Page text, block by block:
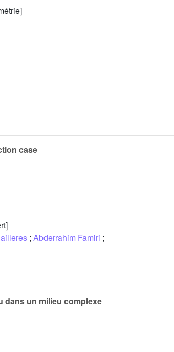
case
; Abderrahim Famiri ;
dans un milieu complexe